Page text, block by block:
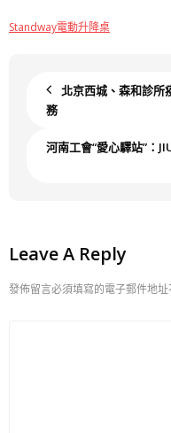
Standway電動升降桌
北京西城、森和診所
務
河南工會“愛心驛站”：
Leave A Reply
發佈留言必須填寫的電子郵件地址